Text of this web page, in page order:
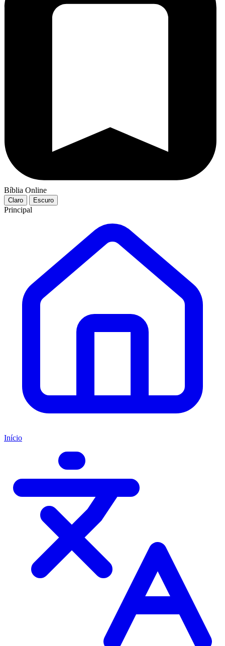
Bíblia Online
Claro Escuro
Principal
Início